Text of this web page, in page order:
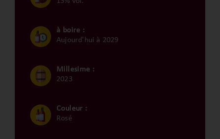
à boire :
Aujourd'hui à 2029
Millesime :
2023
Couleur :
Rosé